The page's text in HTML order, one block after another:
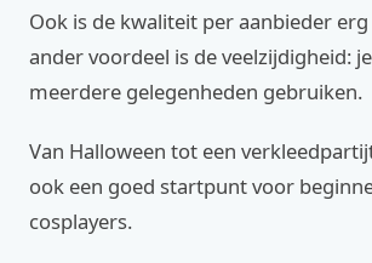
Ook is de kwaliteit per aanbieder erg
ander voordeel is de veelzijdigheid:
meerdere gelegenheden gebruiken.
Van Halloween tot een
ook een goed startpunt voor
cosplayers.